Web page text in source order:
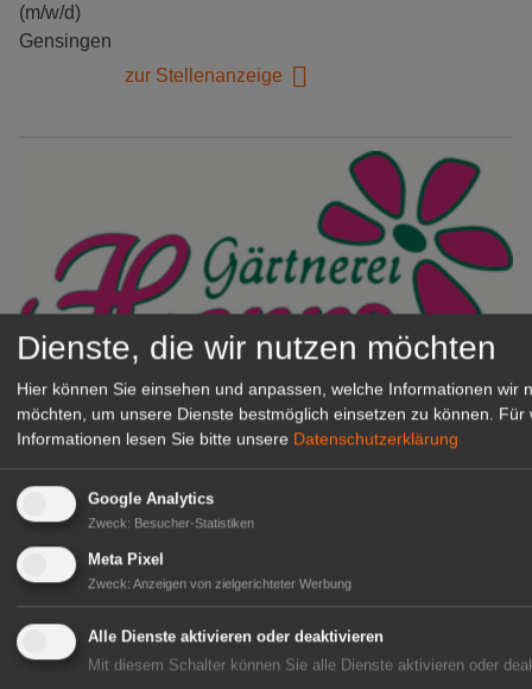
(m/w/d)
Gensingen
zur Stellenanzeige
Gärtnerei Hanns
Mitarbeiter (m/w/d) für unsere
Herongen
zur Stellenanzeige
GABOT Immobilienangebote
1A-Lage, ihre Chance in der
Dienste, die wir nutzen möchten
Hier können Sie einsehen und anpassen, welche Informationen wir
möchten, um unsere Dienste bestmöglich einsetzen zu können.
Für
Informationen lesen Sie bitte unsere Datenschutzerklärung
Google Analytics
Zweck: Besucher-Statistiken
Meta Pixel
Zweck: Anzeigen von zielgerichteter Werbung
Alle Dienste aktivieren oder deaktivieren
Mit diesem Schalter können Sie alle Dienste aktivieren oder